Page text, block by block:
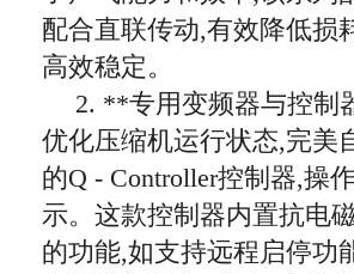
配合直联传动,有效降低损
高效稳定。
2. **专用变频器与控制
优化压缩机运行状态,完美
的Q - Controller控制器,操
示。这款控制器内置抗电
的功能,如支持远程启停功